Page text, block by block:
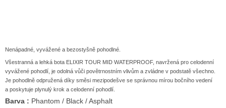
Nenápadné, vyvážené a bezostyšně pohodlné.
Všestranná a lehká bota ELIXIR TOUR MID WATERPROOF, navržená pro celodenní
vyvážené pohodlí, je odolná vůči povětrnostním vlivům a zvládne v podstatě všechno.
Je pohodlně odpružená díky směsi mezipodešve se správnou mírou bočního vedení
a poskytuje plynulý krok a celodenní pohodlí.
Barva : Phantom / Black / Asphalt